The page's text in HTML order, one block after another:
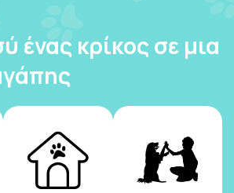
ένας κρίκος σε μια